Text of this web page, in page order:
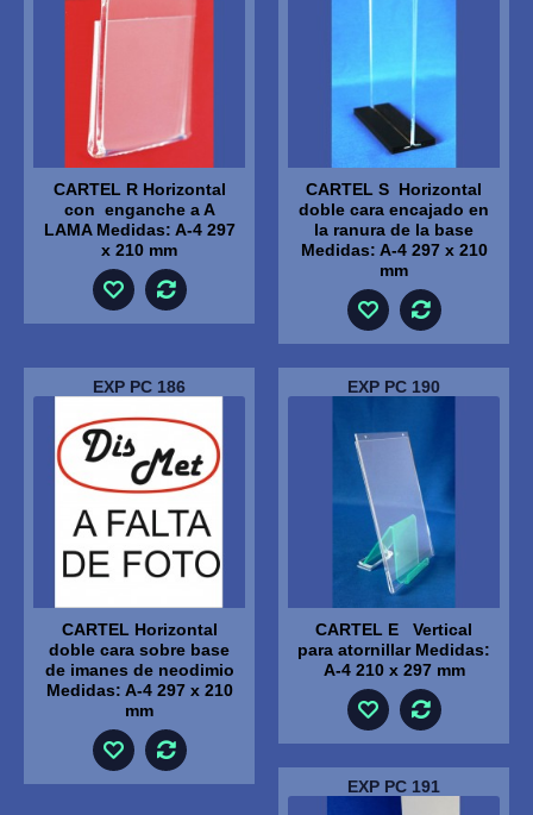
CARTEL R Horizontal
con enganche a A
LAMA Medidas: A-4 297
x 210 mm
CARTEL S Horizontal
doble cara encajado en
la ranura de la base
Medidas: A-4 297 x 210
mm
EXP PC 186
CARTEL Horizontal
doble cara sobre base
de imanes de neodimio
Medidas: A-4 297 x 210
mm
EXP PC 190
CARTEL E Vertical
para atornillar Medidas:
A-4 210 x 297 mm
EXP PC 191